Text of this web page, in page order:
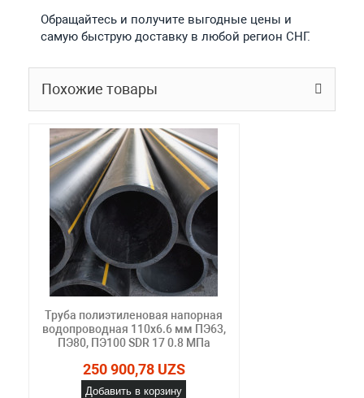
Обращайтесь и получите выгодные цены и
самую быструю доставку в любой регион СНГ.
Похожие товары
Труба полиэтиленовая напорная
водопроводная 110х6.6 мм ПЭ63,
ПЭ80, ПЭ100 SDR 17 0.8 МПа
250 900,78 UZS
Добавить в корзину